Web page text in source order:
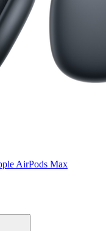
AirPods Max